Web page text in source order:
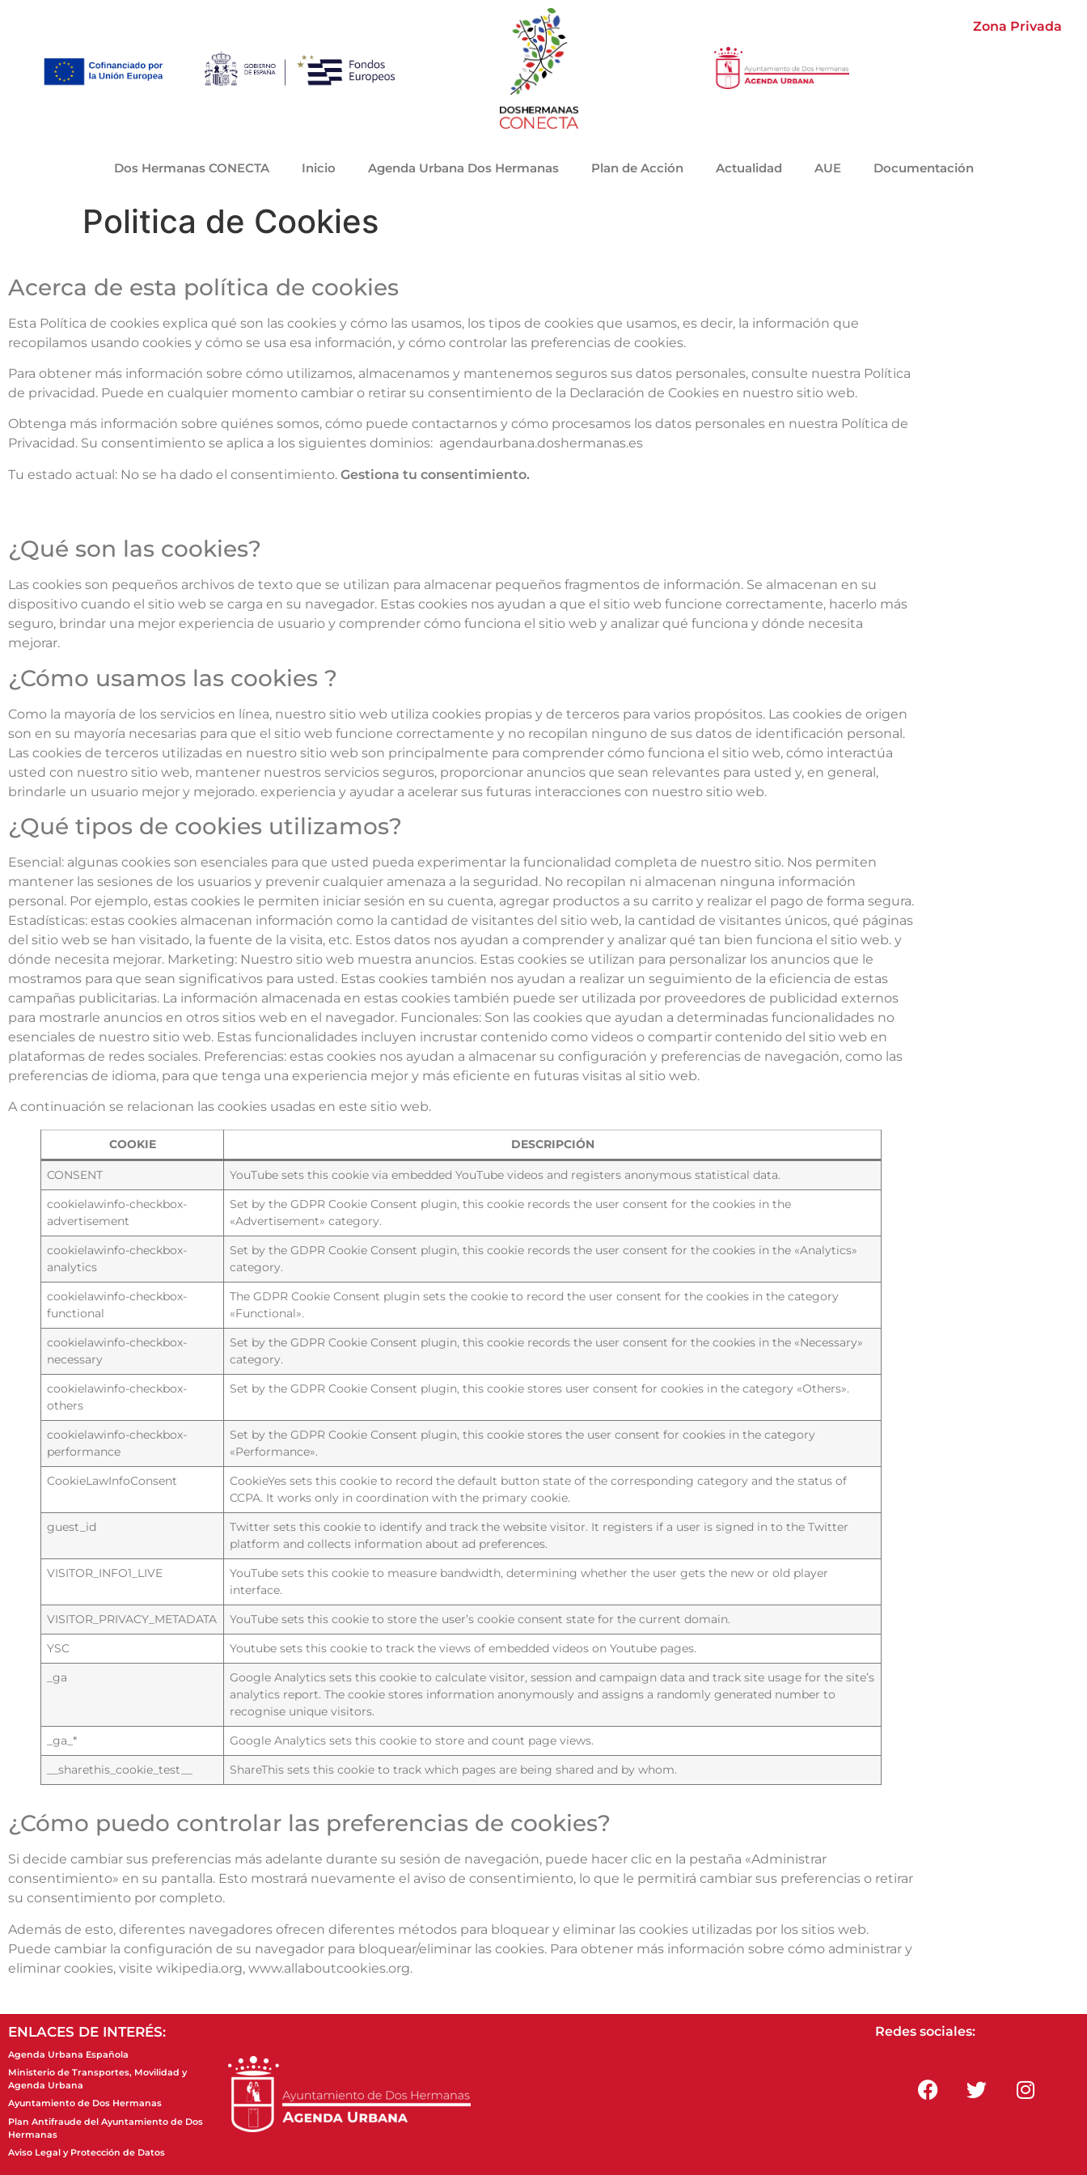
Zona Privada
Dos Hermanas CONECTA Inicio Agenda Urbana Dos Hermanas Plan de Acción Actualidad AUE Documentación
Politica de Cookies
Acerca de esta política de cookies
Esta Política de cookies explica qué son las cookies y cómo las usamos, los tipos de cookies que usamos, es decir, la información que
recopilamos usando cookies y cómo se usa esa información, y cómo controlar las preferencias de cookies.
Para obtener más información sobre cómo utilizamos, almacenamos y mantenemos seguros sus datos personales, consulte nuestra Política
de privacidad. Puede en cualquier momento cambiar o retirar su consentimiento de la Declaración de Cookies en nuestro sitio web.
Obtenga más información sobre quiénes somos, cómo puede contactarnos y cómo procesamos los datos personales en nuestra Política de
Privacidad. Su consentimiento se aplica a los siguientes dominios: agendaurbana.doshermanas.es
Tu estado actual: No se ha dado el consentimiento. Gestiona tu consentimiento.
¿Qué son las cookies?
Las cookies son pequeños archivos de texto que se utilizan para almacenar pequeños fragmentos de información. Se almacenan en su
dispositivo cuando el sitio web se carga en su navegador. Estas cookies nos ayudan a que el sitio web funcione correctamente, hacerlo más
seguro, brindar una mejor experiencia de usuario y comprender cómo funciona el sitio web y analizar qué funciona y dónde necesita
mejorar.
¿Cómo usamos las cookies ?
Como la mayoría de los servicios en línea, nuestro sitio web utiliza cookies propias y de terceros para varios propósitos. Las cookies de origen
son en su mayoría necesarias para que el sitio web funcione correctamente y no recopilan ninguno de sus datos de identificación personal.
Las cookies de terceros utilizadas en nuestro sitio web son principalmente para comprender cómo funciona el sitio web, cómo interactúa
usted con nuestro sitio web, mantener nuestros servicios seguros, proporcionar anuncios que sean relevantes para usted y, en general,
brindarle un usuario mejor y mejorado. experiencia y ayudar a acelerar sus futuras interacciones con nuestro sitio web.
¿Qué tipos de cookies utilizamos?
Esencial: algunas cookies son esenciales para que usted pueda experimentar la funcionalidad completa de nuestro sitio. Nos permiten
mantener las sesiones de los usuarios y prevenir cualquier amenaza a la seguridad. No recopilan ni almacenan ninguna información
personal. Por ejemplo, estas cookies le permiten iniciar sesión en su cuenta, agregar productos a su carrito y realizar el pago de forma segura.
Estadísticas: estas cookies almacenan información como la cantidad de visitantes del sitio web, la cantidad de visitantes únicos, qué páginas
del sitio web se han visitado, la fuente de la visita, etc. Estos datos nos ayudan a comprender y analizar qué tan bien funciona el sitio web. y
dónde necesita mejorar. Marketing: Nuestro sitio web muestra anuncios. Estas cookies se utilizan para personalizar los anuncios que le
mostramos para que sean significativos para usted. Estas cookies también nos ayudan a realizar un seguimiento de la eficiencia de estas
campañas publicitarias. La información almacenada en estas cookies también puede ser utilizada por proveedores de publicidad externos
para mostrarle anuncios en otros sitios web en el navegador. Funcionales: Son las cookies que ayudan a determinadas funcionalidades no
esenciales de nuestro sitio web. Estas funcionalidades incluyen incrustar contenido como videos o compartir contenido del sitio web en
plataformas de redes sociales. Preferencias: estas cookies nos ayudan a almacenar su configuración y preferencias de navegación, como las
preferencias de idioma, para que tenga una experiencia mejor y más eficiente en futuras visitas al sitio web.
A continuación se relacionan las cookies usadas en este sitio web.
COOKIE DESCRIPCIÓN
CONSENT
YouTube sets this cookie via embedded YouTube videos and registers anonymous statistical data.
cookielawinfo-checkbox-
advertisement
Set by the GDPR Cookie Consent plugin, this cookie records the user consent for the cookies in the
«Advertisement» category.
cookielawinfo-checkbox-
analytics
Set by the GDPR Cookie Consent plugin, this cookie records the user consent for the cookies in the «Analytics»
category.
cookielawinfo-checkbox-
functional
The GDPR Cookie Consent plugin sets the cookie to record the user consent for the cookies in the category
«Functional».
cookielawinfo-checkbox-
necessary
Set by the GDPR Cookie Consent plugin, this cookie records the user consent for the cookies in the «Necessary»
category.
cookielawinfo-checkbox-
others
Set by the GDPR Cookie Consent plugin, this cookie stores user consent for cookies in the category «Others».
cookielawinfo-checkbox-
performance
Set by the GDPR Cookie Consent plugin, this cookie stores the user consent for cookies in the category
«Performance».
CookieLawInfoConsent
CookieYes sets this cookie to record the default button state of the corresponding category and the status of
CCPA. It works only in coordination with the primary cookie.
guest_id
Twitter sets this cookie to identify and track the website visitor. It registers if a user is signed in to the Twitter
platform and collects information about ad preferences.
VISITOR_INFO1_LIVE
YouTube sets this cookie to measure bandwidth, determining whether the user gets the new or old player
interface.
VISITOR_PRIVACY_METADATA
YouTube sets this cookie to store the user’s cookie consent state for the current domain.
YSC
Youtube sets this cookie to track the views of embedded videos on Youtube pages.
_ga
Google Analytics sets this cookie to calculate visitor, session and campaign data and track site usage for the site’s
analytics report. The cookie stores information anonymously and assigns a randomly generated number to
recognise unique visitors.
_ga_*
Google Analytics sets this cookie to store and count page views.
__sharethis_cookie_test__
ShareThis sets this cookie to track which pages are being shared and by whom.
¿Cómo puedo controlar las preferencias de cookies?
Si decide cambiar sus preferencias más adelante durante su sesión de navegación, puede hacer clic en la pestaña «Administrar
consentimiento» en su pantalla. Esto mostrará nuevamente el aviso de consentimiento, lo que le permitirá cambiar sus preferencias o retirar
su consentimiento por completo.
Además de esto, diferentes navegadores ofrecen diferentes métodos para bloquear y eliminar las cookies utilizadas por los sitios web.
Puede cambiar la configuración de su navegador para bloquear/eliminar las cookies. Para obtener más información sobre cómo administrar y
eliminar cookies, visite wikipedia.org, www.allaboutcookies.org.
ENLACES DE INTERÉS:
Agenda Urbana Española
Ministerio de Transportes, Movilidad y
Agenda Urbana
Ayuntamiento de Dos Hermanas
Plan Antifraude del Ayuntamiento de Dos
Hermanas
Aviso Legal y Protección de Datos
Redes sociales: